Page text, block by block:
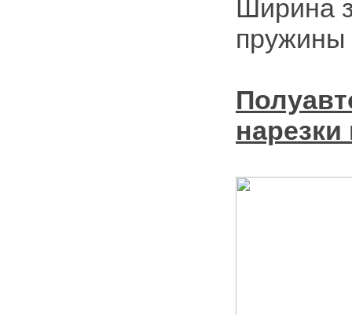
Ширина
пружины